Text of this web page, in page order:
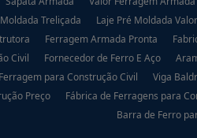
Treliçada Laje Pré Moldada Valor
Ferragem Armada Pronta
Civil
Fornecedor de Ferro E Aço
Ferragem para Construção Civil Viga
Preço
Fábrica de Ferragens para
Barra de Ferro